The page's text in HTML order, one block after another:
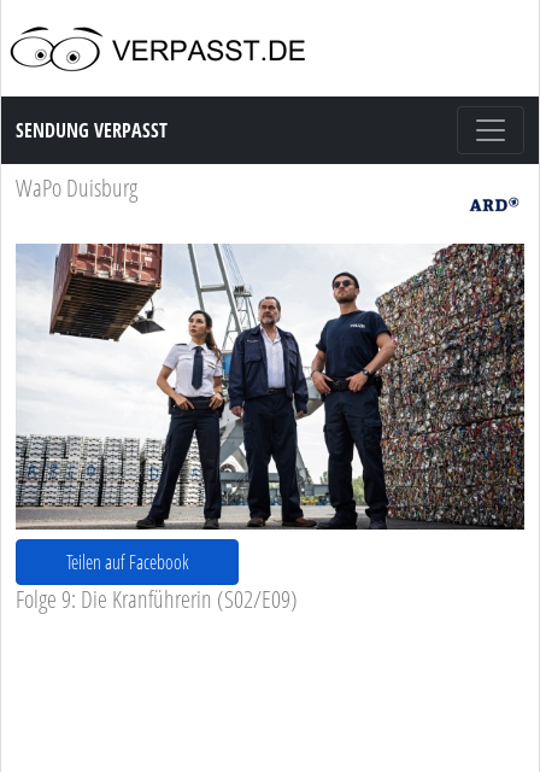
Sendung Verpasst
SENDUNG VERPASST
WaPo Duisburg
Teilen auf Facebook
Folge 9: Die Kranführerin (S02/E09)